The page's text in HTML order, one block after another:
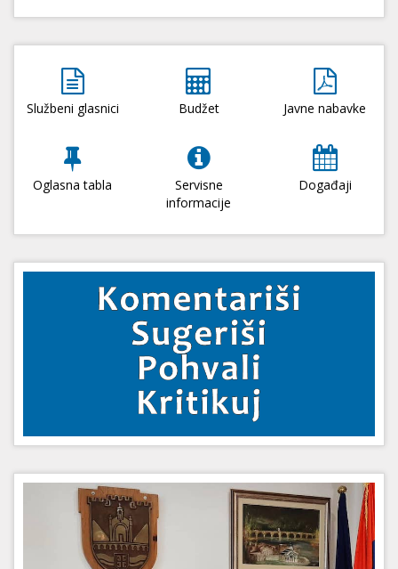
Službeni glasnici Budžet Javne nabavke
Oglasna tabla
Servisne
informacije
Događaji